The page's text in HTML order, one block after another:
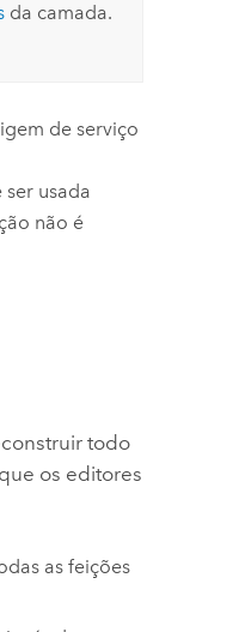
da camada.
de serviço
usada
não é
todo
os editores
as feições